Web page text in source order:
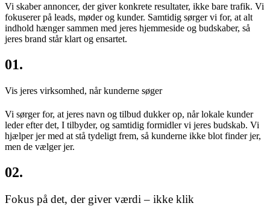
Vi skaber annoncer, der giver konkrete resultater, ikke bare trafik. Vi
fokuserer på leads, møder og kunder. Samtidig sørger vi for, at alt
indhold hænger sammen med jeres hjemmeside og budskaber, så
jeres brand står klart og ensartet.
01.
Vis jeres virksomhed, når kunderne søger
Vi sørger for, at jeres navn og tilbud dukker op, når lokale kunder
leder efter det, I tilbyder, og samtidig formidler vi jeres budskab. Vi
hjælper jer med at stå tydeligt frem, så kunderne ikke blot finder jer,
men de vælger jer.
02.
Fokus på det, der giver værdi – ikke klik